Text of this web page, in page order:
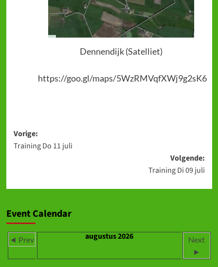
Dennendijk (Satelliet)
https://goo.gl/maps/5WzRMVqfXWj9g2sK6
Bericht
navigatie
Vorige:
Training Do 11 juli
Volgende:
Training Di 09 juli
Event Calendar
◄ Prev augustus 2026
Next
►